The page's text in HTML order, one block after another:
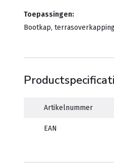
Toepassingen:
Bootkap,
Artikelnummer
EAN